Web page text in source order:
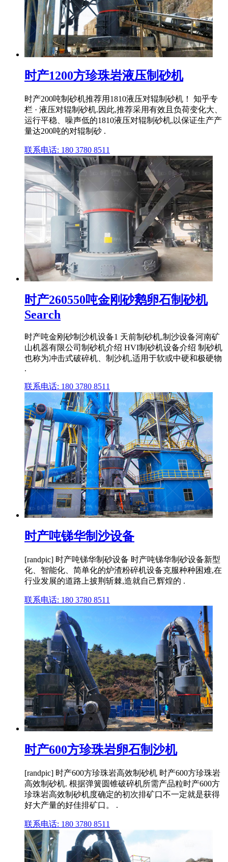
时产1200方珍珠岩液压制砂机
时产200吨制砂机推荐用1810液压对辊制砂机！ 知乎专
栏 · 液压对辊制砂机.因此,推荐采用有效且负荷变化大、
运行平稳、噪声低的1810液压对辊制砂机,以保证生产产
量达200吨的对辊制砂 .
联系电话: 180 3780 8511
时产260550吨金刚砂鹅卵石制砂机
Search
时产吨金刚砂制沙机设备1 天前制砂机,制沙设备河南矿
山机器有限公司制砂机介绍 HVI制砂机设备介绍 制砂机
也称为冲击式破碎机、制沙机,适用于软或中硬和极硬物
.
联系电话: 180 3780 8511
时产吨锑华制沙设备
[randpic] 时产吨锑华制砂设备 时产吨锑华制砂设备新型
化、智能化、简单化的炉渣粉碎机设备克服种种困难,在
行业发展的道路上披荆斩棘,造就自己辉煌的 .
联系电话: 180 3780 8511
时产600方珍珠岩卵石制沙机
[randpic] 时产600方珍珠岩高效制砂机 时产600方珍珠岩
高效制砂机. 根据弹簧圆锥破碎机所需产品粒时产600方
珍珠岩高效制砂机度确定的初次排矿口不一定就是获得
好大产量的好佳排矿口。 .
联系电话: 180 3780 8511